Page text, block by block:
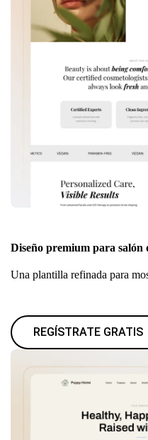
Diseño premium para salón
Una plantilla refinada para
REGÍSTRATE GRATIS